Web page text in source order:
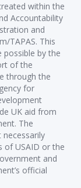
within the
Accountability
and
TAPAS. This
possible by the
of the
through the
for
UK aid from
The
of USAID or the
and
official